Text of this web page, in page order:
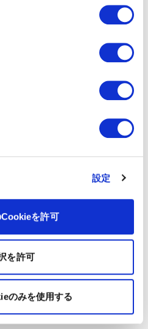
ます。
設定
を許可
を許可
のみを使用する